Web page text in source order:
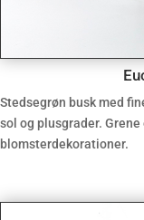
Stedsegrøn busk med
sol og plusgrader.
blomsterdekorationer.